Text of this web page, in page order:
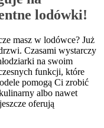
lodówki!
masz w lodówce? Już
Czasami wystarczy
na swoim
funkcji, które
pomogą Ci zrobić
albo nawet
oferują